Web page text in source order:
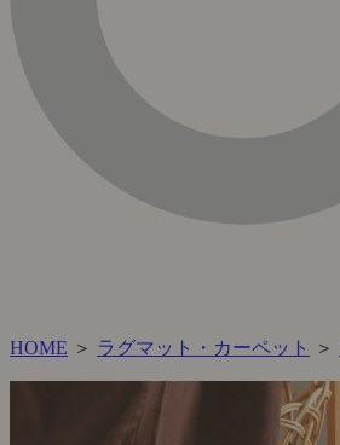
HOME ＞ ラグマット・カーペット ＞